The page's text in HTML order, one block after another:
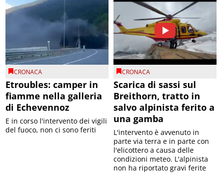
CRONACA
Etroubles: camper in
fiamme nella galleria
di Echevennoz
E in corso l'intervento dei vigili
del fuoco, non ci sono feriti
CRONACA
Scarica di sassi sul
Breithorn, tratto in
salvo alpinista ferito a
una gamba
L'intervento è avvenuto in
parte via terra e in parte con
l'elicottero a causa delle
condizioni meteo. L'alpinista
non ha riportato gravi ferite